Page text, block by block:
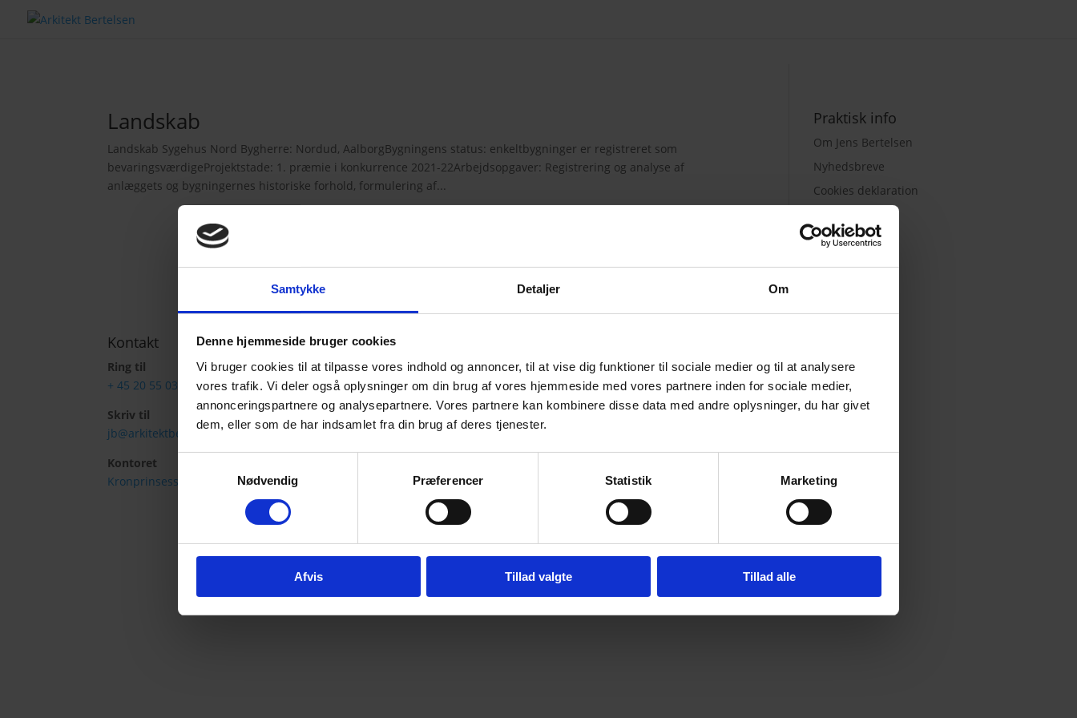
Samtykke Detaljer Om
Denne hjemmeside bruger cookies
Vi bruger cookies til at tilpasse vores indhold og annoncer, til at vise dig funktioner til sociale medier og til at analysere
vores trafik. Vi deler også oplysninger om din brug af vores hjemmeside med vores partnere inden for sociale medier,
annonceringspartnere og analysepartnere. Vores partnere kan kombinere disse data med andre oplysninger, du har givet
dem, eller som de har indsamlet fra din brug af deres tjenester.
Nødvendig
Præferencer Statistik Marketing
Afvis Tillad valgte Tillad alle
Landskab
Landskab Sygehus Nord Bygherre: Nordud, AalborgBygningens status: enkeltbygninger er registreret som
bevaringsværdigeProjektstade: 1. præmie i konkurrence 2021-22Arbejdsopgaver: Registrering og analyse af
anlæggets og bygningernes historiske forhold, formulering af...
Praktisk info
Om Jens Bertelsen
Nyhedsbreve
Cookies deklaration
Kontakt
Ring til
+ 45 20 55 03 38
Skriv til
jb@arkitektbertelsen.dk
Kontoret
Kronprinsessegade 26, 2. sal
Om Jens Bertelsen
Nyhedsbreve
Cookies deklaration
Tilmeld nyhedsbrev
Webdesign af